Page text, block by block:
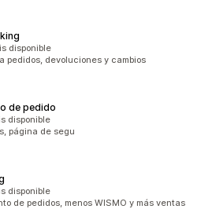
disponible
pedidos, devoluciones y cambios
de pedido
disponible
página de segu
disponible
de pedidos, menos WISMO y más ventas